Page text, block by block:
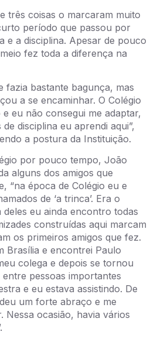
três coisas o marcaram muito
período que passou por
e a disciplina. Apesar de pouco
fez toda a diferença na
fazia bastante bagunça, mas
a se encaminhar. O Colégio
eu não consegui me adaptar,
disciplina eu aprendi aqui”,
a postura da Instituição.
por pouco tempo, João
alguns dos amigos que
“na época de Colégio eu e
de ‘a trinca’. Era o
eu ainda encontro todas
construídas aqui marcam
os primeiros amigos que fez.
Brasília e encontrei Paulo
colega e depois se tornou
pessoas importantes
e eu estava assistindo. De
um forte abraço e me
Nessa ocasião, havia vários